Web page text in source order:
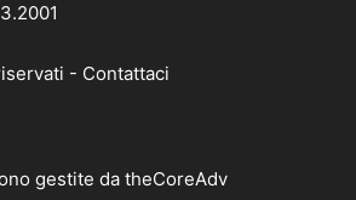
- Contattaci
gestite da theCoreAdv